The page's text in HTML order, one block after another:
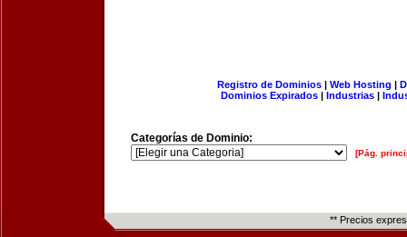
Registro de Dominios| Web Hosting |
Dominios Expirados | Industrias |
Categorías de Dominio:
[Pág.
** Precios